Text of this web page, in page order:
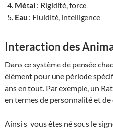
Métal : Rigidité, force
Eau : Fluidité, intelligence
Interaction des
Dans ce système de pensée
élément pour une période
ans en tout. Par exemple, un
en termes de personnalité et de
Ainsi si vous êtes né sous le